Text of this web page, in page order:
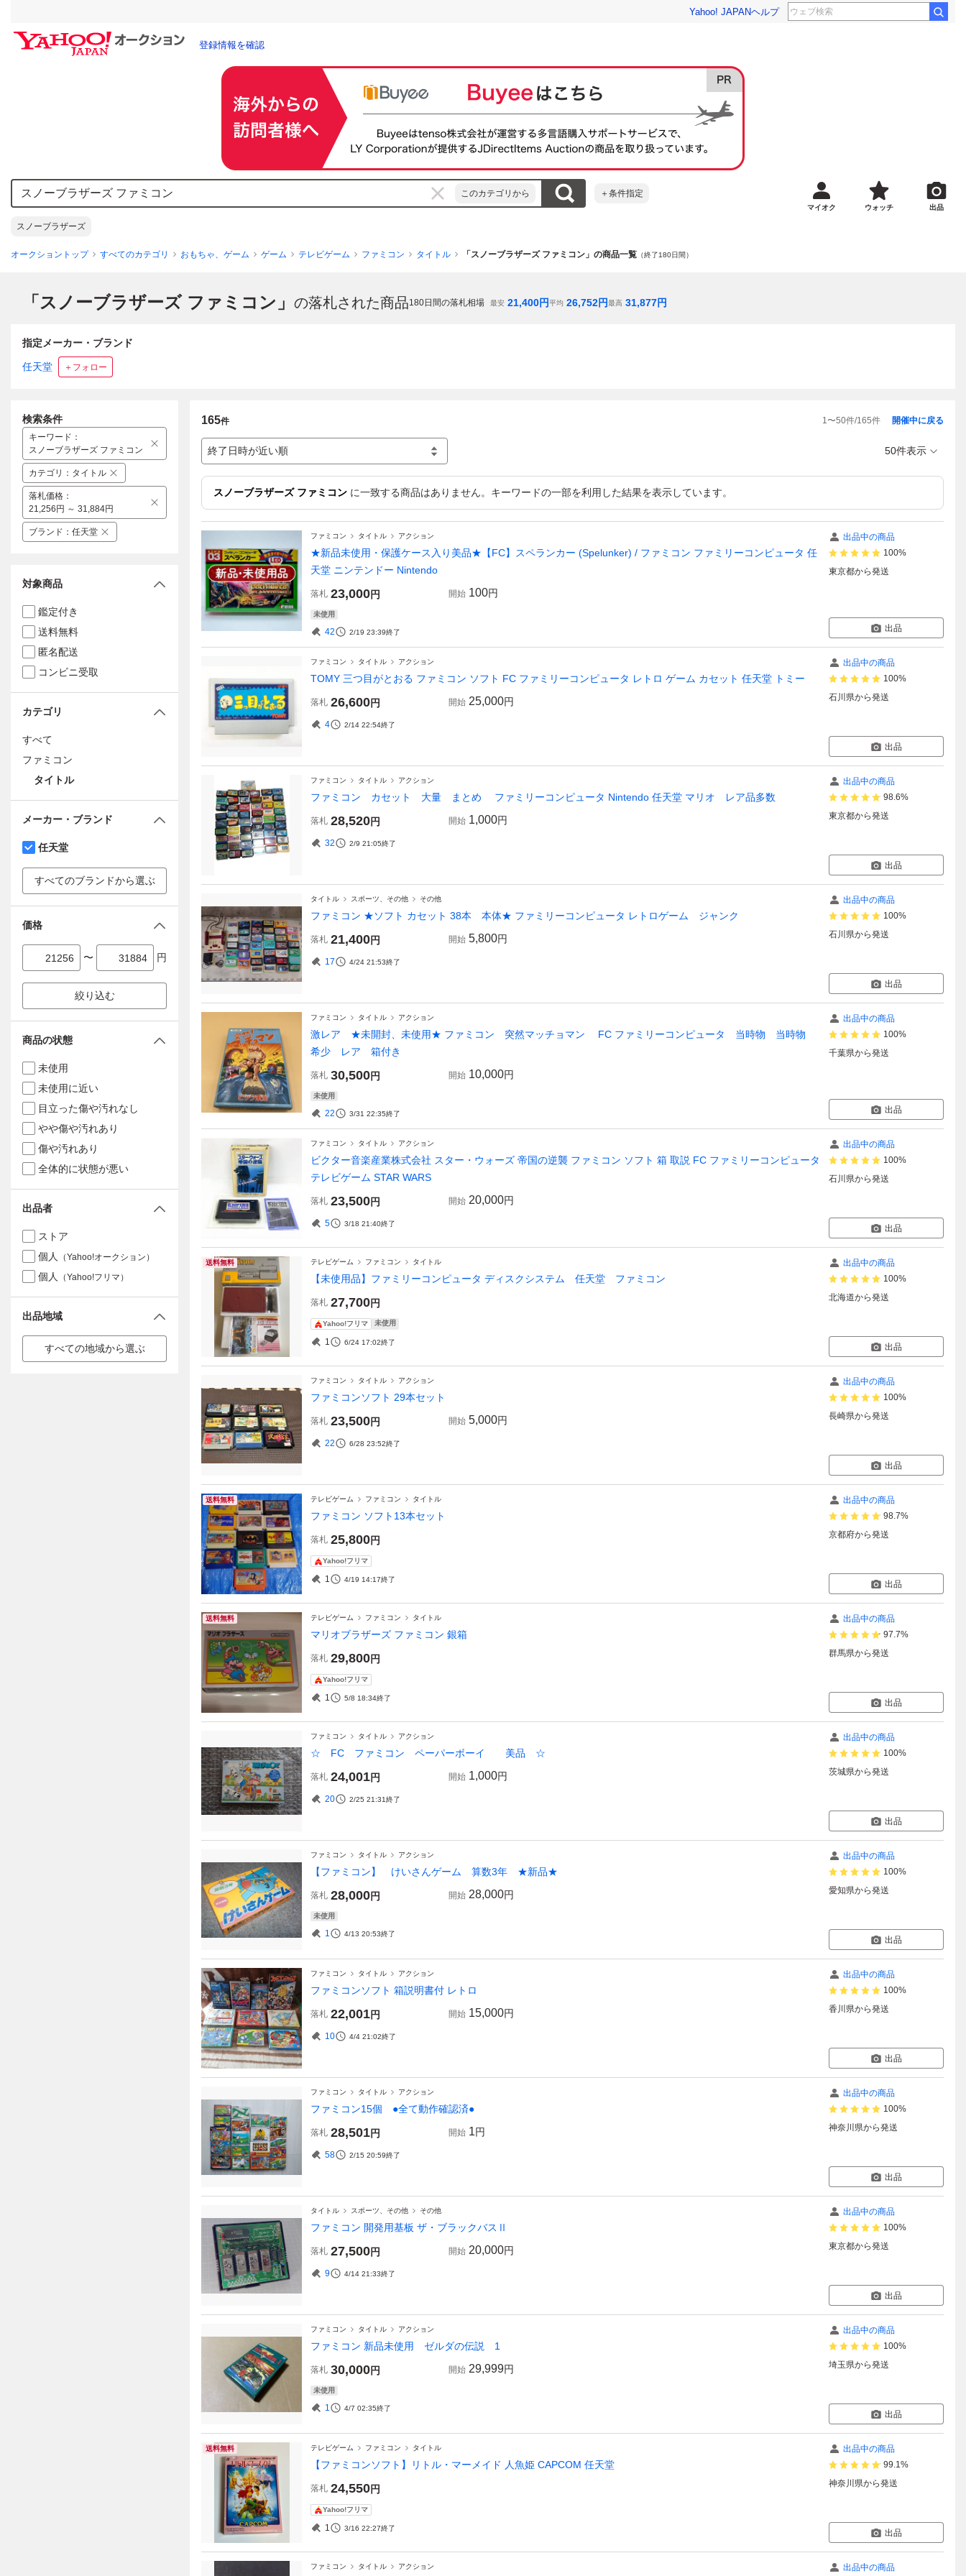
Yahoo! JAPANヘルプ
登録情報を確認
このカテゴリから ＋条件指定
スノーブラザーズ
マイオク ウォッチ 出品
オークショントップ すべてのカテゴリ おもちゃ、ゲーム ゲーム テレビゲーム ファミコン タイトル 「スノーブラザーズ ファミコン」の商品一覧 （終了180日間）
「スノーブラザーズ ファミコン」 の落札された商品180日間の落札相場 最安 21,400円平均 26,752円最高 31,877円
指定メーカー・ブランド
任天堂 ＋フォロー
165件 1〜50件/165件
終了日時が近い順
開催中に戻る
50件表示
スノーブラザーズ ファミコン に一致する商品はありません。キーワードの一部を利用した結果を表示しています。
ファミコン タイトル アクション
★新品未使用・保護ケース入り美品★【FC】スペランカー (Spelunker) / ファミコン ファミリーコンピュータ 任
天堂 ニンテンドー Nintendo
落札 23,000円 開始 100円
未使用
42 2/19 23:39終了
出品中の商品
100%
東京都から発送
出品
ファミコン タイトル アクション
TOMY 三つ目がとおる ファミコン ソフト FC ファミリーコンピュータ レトロ ゲーム カセット 任天堂 トミー
落札 26,600円 開始 25,000円
4 2/14 22:54終了
出品中の商品
100%
石川県から発送
出品
ファミコン タイトル アクション
ファミコン カセット 大量 まとめ ファミリーコンピュータ Nintendo 任天堂 マリオ レア品多数
落札 28,520円 開始 1,000円
32 2/9 21:05終了
出品中の商品
98.6%
東京都から発送
出品
タイトル スポーツ、その他 その他
ファミコン ★ソフト カセット 38本 本体★ ファミリーコンピュータ レトロゲーム ジャンク
落札 21,400円 開始 5,800円
17 4/24 21:53終了
出品中の商品
100%
石川県から発送
出品
ファミコン タイトル アクション
激レア ★未開封、未使用★ ファミコン 突然マッチョマン FC ファミリーコンピュータ 当時物 当時物
希少 レア 箱付き
落札 30,500円 開始 10,000円
未使用
22 3/31 22:35終了
出品中の商品
100%
千葉県から発送
出品
ファミコン タイトル アクション
ビクター音楽産業株式会社 スター・ウォーズ 帝国の逆襲 ファミコン ソフト 箱 取説 FC ファミリーコンピュータ
テレビゲーム STAR WARS
落札 23,500円 開始 20,000円
5 3/18 21:40終了
出品中の商品
100%
石川県から発送
出品
送料無料 テレビゲーム ファミコン タイトル
【未使用品】ファミリーコンピュータ ディスクシステム 任天堂 ファミコン
落札 27,700円
Yahoo!フリマ 未使用
1 6/24 17:02終了
出品中の商品
100%
北海道から発送
出品
ファミコン タイトル アクション
ファミコンソフト 29本セット
落札 23,500円 開始 5,000円
22 6/28 23:52終了
出品中の商品
100%
長崎県から発送
出品
送料無料 テレビゲーム ファミコン タイトル
ファミコン ソフト13本セット
落札 25,800円
Yahoo!フリマ
1 4/19 14:17終了
出品中の商品
98.7%
京都府から発送
出品
送料無料 テレビゲーム ファミコン タイトル
マリオブラザーズ ファミコン 銀箱
落札 29,800円
Yahoo!フリマ
1 5/8 18:34終了
出品中の商品
97.7%
群馬県から発送
出品
ファミコン タイトル アクション
☆ FC ファミコン ペーパーボーイ 美品 ☆
落札 24,001円 開始 1,000円
20 2/25 21:31終了
出品中の商品
100%
茨城県から発送
出品
ファミコン タイトル アクション
【ファミコン】 けいさんゲーム 算数3年 ★新品★
落札 28,000円 開始 28,000円
未使用
1 4/13 20:53終了
出品中の商品
100%
愛知県から発送
出品
ファミコン タイトル アクション
ファミコンソフト 箱説明書付 レトロ
落札 22,001円 開始 15,000円
10 4/4 21:02終了
出品中の商品
100%
香川県から発送
出品
ファミコン タイトル アクション
ファミコン15個 ●全て動作確認済●
落札 28,501円 開始 1円
58 2/15 20:59終了
出品中の商品
100%
神奈川県から発送
出品
タイトル スポーツ、その他 その他
ファミコン 開発用基板 ザ・ブラックバスⅡ
落札 27,500円 開始 20,000円
9 4/14 21:33終了
出品中の商品
100%
東京都から発送
出品
ファミコン タイトル アクション
ファミコン 新品未使用 ゼルダの伝説 1
落札 30,000円 開始 29,999円
未使用
1 4/7 02:35終了
出品中の商品
100%
埼玉県から発送
出品
送料無料 テレビゲーム ファミコン タイトル
【ファミコンソフト】リトル・マーメイド 人魚姫 CAPCOM 任天堂
落札 24,550円
Yahoo!フリマ
1 3/16 22:27終了
出品中の商品
99.1%
神奈川県から発送
出品
ファミコン タイトル アクション 出品中の商品
検索条件
キーワード ：
スノーブラザーズ ファミコン
カテゴリ ： タイトル
落札価格 ：
21,256円 ～ 31,884円
ブランド ： 任天堂
対象商品
鑑定付き
送料無料
匿名配送
コンビニ受取
カテゴリ
すべて
ファミコン
タイトル
メーカー・ブランド
任天堂
すべてのブランドから選ぶ
価格
〜 円
絞り込む
商品の状態
未使用
未使用に近い
目立った傷や汚れなし
やや傷や汚れあり
傷や汚れあり
全体的に状態が悪い
出品者
ストア
個人
（Yahoo!オークション）
個人 （Yahoo!フリマ）
出品地域
すべての地域から選ぶ